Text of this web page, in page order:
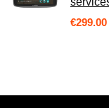
€299.00